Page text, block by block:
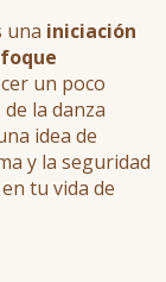
una iniciación
un poco
la danza
idea de
y la seguridad
tu vida de